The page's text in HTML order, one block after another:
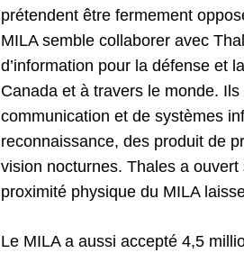
prétendent être fermement
MILA semble collaborer avec
d’information pour la défense et
Canada et à travers le monde.
communication et de systèmes
reconnaissance, des produit de
vision nocturnes. Thales a
proximité physique du MILA
Le MILA a aussi accepté 4,5